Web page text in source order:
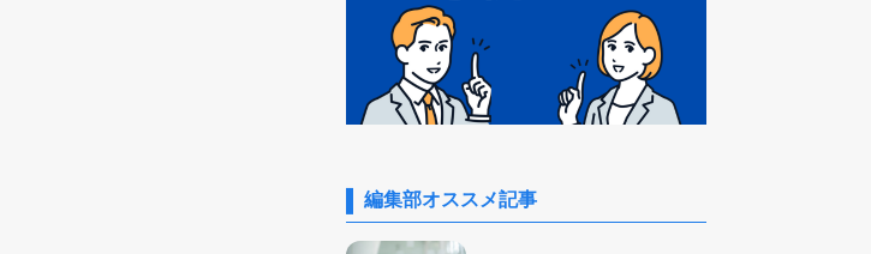
編集部オススメ記事